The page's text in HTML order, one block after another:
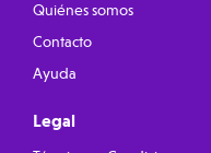
Quiénes somos
Contacto
Ayuda
Legal